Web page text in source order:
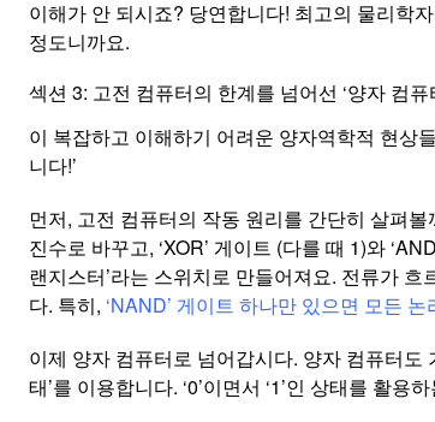
이해가 안 되시죠? 당연합니다! 최고의 물리학
정도니까요.
섹션 3: 고전 컴퓨터의 한계를 넘어선 ‘양자 컴퓨
이 복잡하고 이해하기 어려운 양자역학적 현상
니다!’
먼저, 고전 컴퓨터의 작동 원리를 간단히 살펴볼
진수로 바꾸고, ‘XOR’ 게이트 (다를 때 1)와
랜지스터’라는 스위치로 만들어져요. 전류가
다. 특히, ‘NAND’ 게이트 하나만 있으면 모든
이제 양자 컴퓨터로 넘어갑시다. 양자 컴퓨터
태’를 이용합니다. ‘0’이면서 ‘1’인 상태를 활용